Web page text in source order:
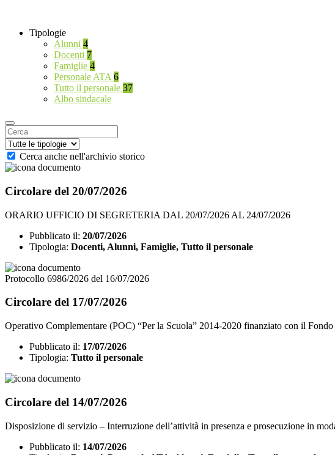
Tipologie
Alunni 4
Docenti 7
Famiglie 4
Personale ATA 6
Tutto il personale 37
Albo sindacale
Cerca anche nell'archivio storico
Circolare del 20/07/2026
ORARIO UFFICIO DI SEGRETERIA DAL 20/07/2026 AL 24/07/2026
Pubblicato il: 20/07/2026
Tipologia: Docenti, Alunni, Famiglie, Tutto il personale
Protocollo 6986/2026 del 16/07/2026
Circolare del 17/07/2026
Operativo Complementare (POC) “Per la Scuola” 2014-2020 finanziato con il
Pubblicato il: 17/07/2026
Tipologia: Tutto il personale
Circolare del 14/07/2026
Disposizione di servizio – Interruzione dell’attività in presenza e prosecuzione in
Pubblicato il: 14/07/2026